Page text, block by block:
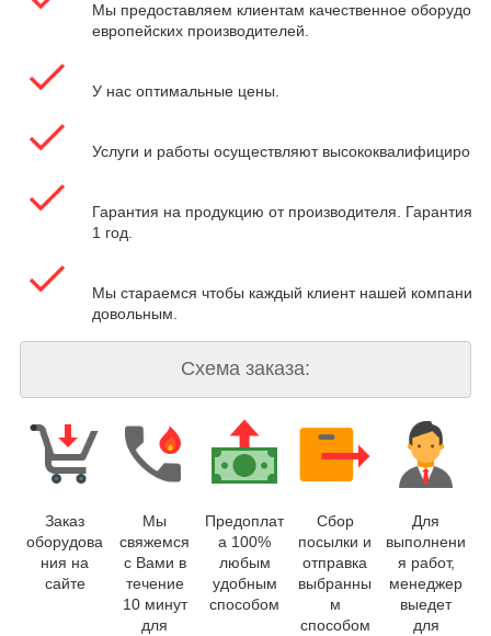
Мы предоставляем клиентам качественное
европейских производителей.
У нас оптимальные цены.
Услуги и работы осуществляют
Гарантия на продукцию от производителя. Гарантия
1 год.
Мы стараемся чтобы каждый клиент нашей компании
довольным.
Схема заказа:
Заказ
оборудова
ния на
сайте
Мы
свяжемся
с Вами в
течение
10 минут
для
Предоплат
а 100%
любым
удобным
способом
Сбор
посылки и
отправка
выбранны
м
способом
Для
выполнени
я работ,
менеджер
выедет
для